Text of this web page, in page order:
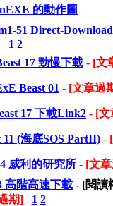
的動作圖
51 Direct-Download
1 2
17 勁慢下載 - [文
Beast 01 - [文章過
17 下載Link2 - [文
11 (海底SOS PartII) -
威利的研究所 - [文
高階高速下載- [閱讀
期]
1 2